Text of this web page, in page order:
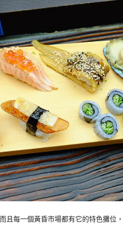
且每一個黃昏市場都有它的特色攤位